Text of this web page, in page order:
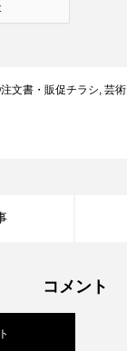
文書・販促チラシ 芸術
コメント